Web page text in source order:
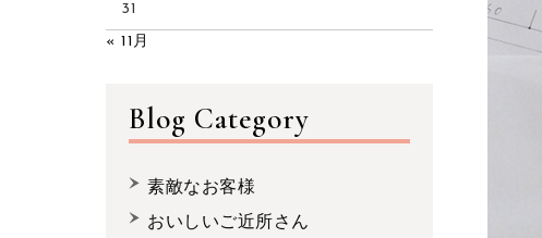
31
« 11月
Blog Category
素敵なお客様
おいしいご近所さん